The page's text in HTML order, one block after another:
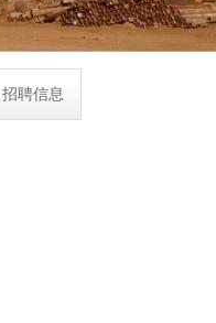
招聘信息